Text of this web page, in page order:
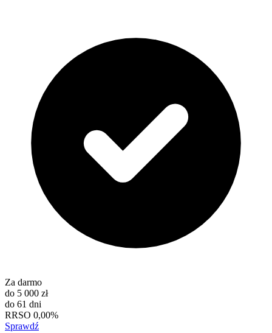
Za darmo
do 5 000 zł
do 61 dni
RRSO 0,00%
Sprawdź